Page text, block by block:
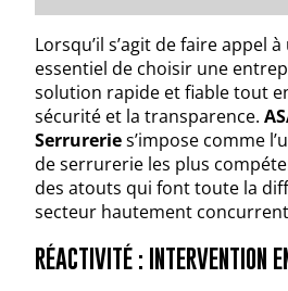
Lorsqu’il s’agit de faire appel
essentiel de choisir une
solution rapide et fiable tout
sécurité et la transparence.
Serrureries’impose comme
de serrurerie les plus
des atouts qui font toute la
secteur hautement
RÉACTIVITÉ : INTERVENTION